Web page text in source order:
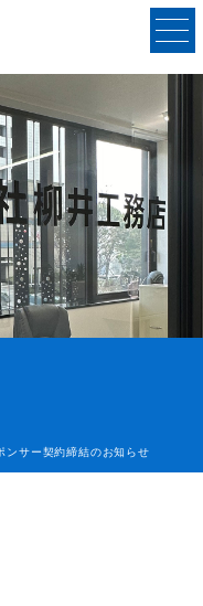
サー契約締結のお知らせ